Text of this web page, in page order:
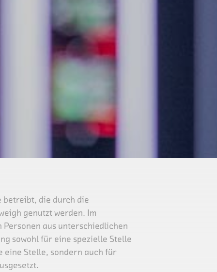
betreibt, die durch die
genutzt werden. Im
aus unterschiedlichen
sowohl für eine spezielle Stelle
eine Stelle, sondern auch für